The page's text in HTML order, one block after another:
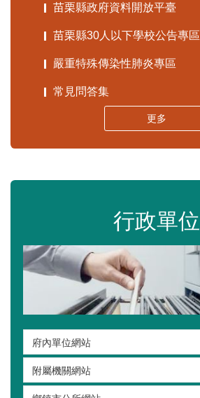
苗栗縣政府資料開放平臺
苗栗縣30人以下學校公告專區
嚴重特殊傳染性肺炎專區
常見問答集
更多
行政單位